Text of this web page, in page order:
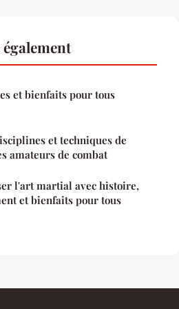
et bienfaits pour tous
et techniques de
amateurs de combat
l'art martial avec histoire,
et bienfaits pour tous